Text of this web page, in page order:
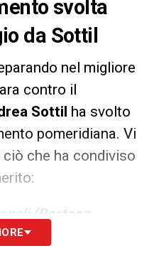
svolta
da Sottil
nel migliore
contro il
Sottil ha svolto
pomeridiana. Vi
che ha condiviso
( Bartosz